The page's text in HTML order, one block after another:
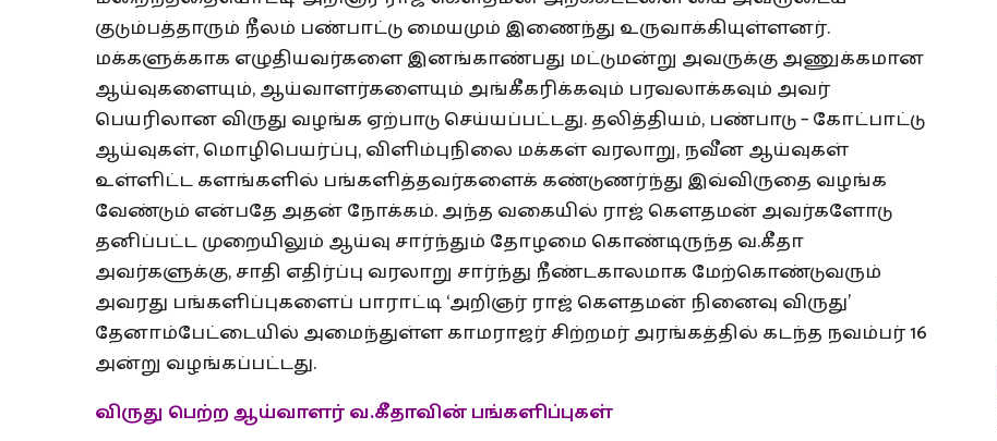
குடும்பத்தாரும் நீலம் பண்பாட்டு மையமும் இணைந்து உருவாக்கியுள்ளனர்.
மக்களுக்காக எழுதியவர்களை இனங்காண்பது மட்டுமன்று அவருக்கு அணுக்கமான
ஆய்வுகளையும், ஆய்வாளர்களையும் அங்கீகரிக்கவும் பரவலாக்கவும் அவர்
பெயரிலான விருது வழங்க ஏற்பாடு செய்யப்பட்டது. தலித்தியம், பண்பாடு – கோட்பாட்டு
ஆய்வுகள், மொழிபெயர்ப்பு, விளிம்புநிலை மக்கள் வரலாறு, நவீன ஆய்வுகள்
உள்ளிட்ட களங்களில் பங்களித்தவர்களைக் கண்டுணர்ந்து இவ்விருதை வழங்க
வேண்டும் என்பதே அதன் நோக்கம். அந்த வகையில் ராஜ் கௌதமன் அவர்களோடு
தனிப்பட்ட முறையிலும் ஆய்வு சார்ந்தும் தோழமை கொண்டிருந்த வ.கீதா
அவர்களுக்கு, சாதி எதிர்ப்பு வரலாறு சார்ந்து நீண்டகாலமாக மேற்கொண்டுவரும்
அவரது பங்களிப்புகளைப் பாராட்டி ‘அறிஞர் ராஜ் கௌதமன் நினைவு விருது’
தேனாம்பேட்டையில் அமைந்துள்ள காமராஜர் சிற்றமர் அரங்கத்தில் கடந்த நவம்பர் 16
அன்று வழங்கப்பட்டது.
விருது பெற்ற ஆய்வாளர் வ.கீதாவின் பங்களிப்புகள்